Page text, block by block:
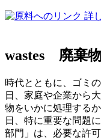
詳
wastes 廃棄
時代とともに、ゴミ
日、家庭や企業から
物をいかに処理する
日、特に重要な問題
部門」は、必要な許